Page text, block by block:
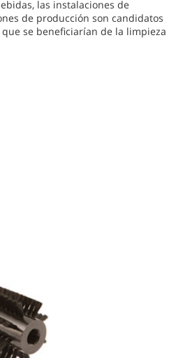
las instalaciones de
de producción son candidatos
se beneficiarían de la limpieza